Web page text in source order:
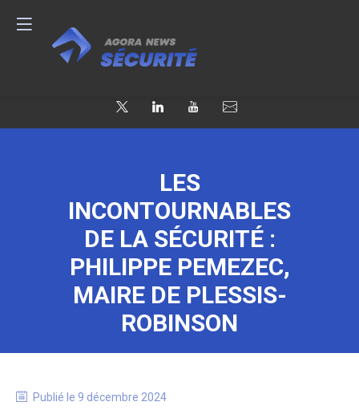
LES
INCONTOURNABLES
DE LA SÉCURITÉ :
PHILIPPE PEMEZEC,
MAIRE DE PLESSIS-
ROBINSON
Publié le 9 décembre 2024